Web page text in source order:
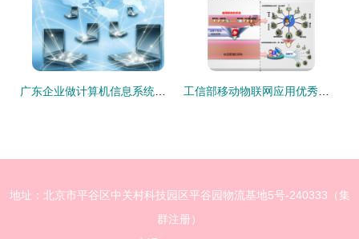
地址：北京市平谷区中关村科技园区平谷园物流基地5号-240333（集
群注册）